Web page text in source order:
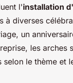
l'installation
à diverses
un
les arches
selon le thème et